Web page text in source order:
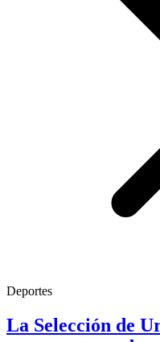
Deportes
La Selección de